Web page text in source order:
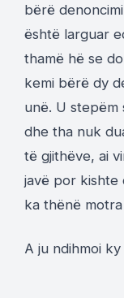
bërë
është larguar
thamë hë se
kemi bërë dy
unë. U stepëm
dhe tha nuk
të gjithëve, ai
javë por kishte
ka thënë
A ju ndihmoi